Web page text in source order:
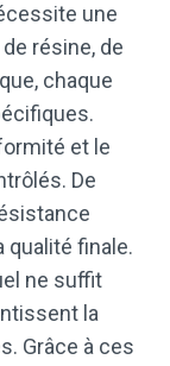
une
résine, de
chaque
et le
De
qualité finale.
ne suffit
la
Grâce à ces